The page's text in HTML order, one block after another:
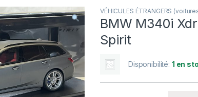
VÉHICULES ÉTRANGERS
BMW M340i
Spirit
Disponibilité: 1 en